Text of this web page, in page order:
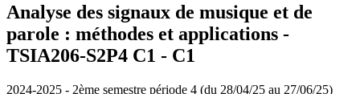
Analyse des signaux de musique et de
parole : méthodes et applications -
TSIA206-S2P4 C1 - C1
2024-2025 - 2ème semestre période 4 (du 28/04/25 au 27/06/25)